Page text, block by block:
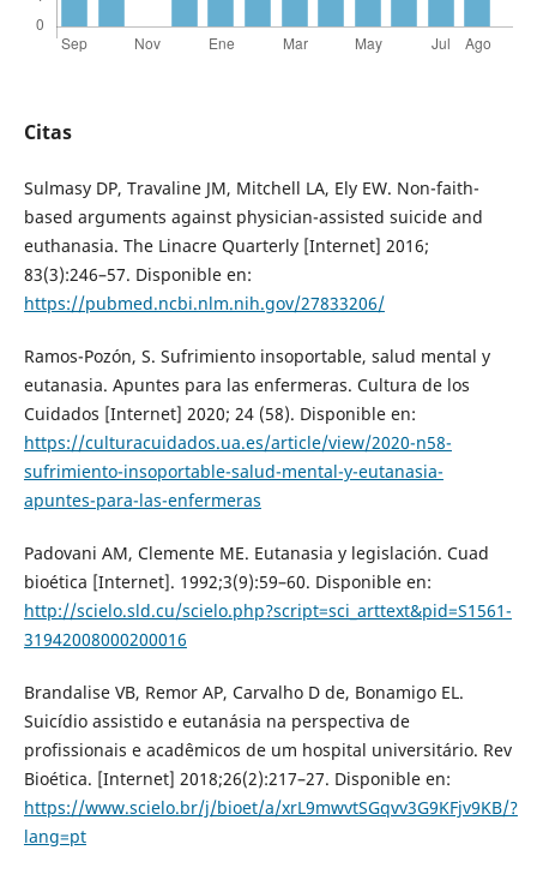
Citas
Sulmasy DP, Travaline JM, Mitchell LA, Ely EW. Non-faith-
based arguments against physician-assisted suicide and
euthanasia. The Linacre Quarterly [Internet] 2016;
83(3):246–57. Disponible en:
https://pubmed.ncbi.nlm.nih.gov/27833206/
Ramos-Pozón, S. Sufrimiento insoportable, salud mental y
eutanasia. Apuntes para las enfermeras. Cultura de los
Cuidados [Internet] 2020; 24 (58). Disponible en:
https://culturacuidados.ua.es/article/view/2020-n58-
sufrimiento-insoportable-salud-mental-y-eutanasia-
apuntes-para-las-enfermeras
Padovani AM, Clemente ME. Eutanasia y legislación. Cuad
bioética [Internet]. 1992;3(9):59–60. Disponible en:
http://scielo.sld.cu/scielo.php?script=sci_arttext&pid=S1561-
31942008000200016
Brandalise VB, Remor AP, Carvalho D de, Bonamigo EL.
Suicídio assistido e eutanásia na perspectiva de
profissionais e acadêmicos de um hospital universitário. Rev
Bioética. [Internet] 2018;26(2):217–27. Disponible en:
https://www.scielo.br/j/bioet/a/xrL9mwvtSGqvv3G9KFjv9KB/?
lang=pt